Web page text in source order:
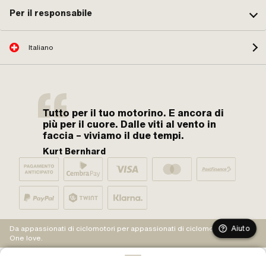
Per il responsabile
Italiano
Tutto per il tuo motorino. E ancora di
più per il cuore. Dalle viti al vento in
faccia – viviamo il due tempi.
Kurt Bernhard
Da appassionati di ciclomotori per appassionati di ciclomotori.
One love.
Aiuto